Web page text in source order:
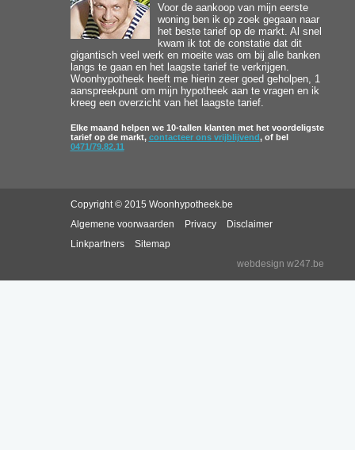
Voor de aankoop van mijn eerste
woning ben ik op zoek gegaan naar
het beste tarief op de markt. Al snel
kwam ik tot de constatie dat dit
gigantisch veel werk en moeite was om bij alle banken
langs te gaan en het laagste tarief te verkrijgen.
Woonhypotheek heeft me hierin zeer goed geholpen, 1
aanspreekpunt om mijn hypotheek aan te vragen en ik
kreeg een overzicht van het laagste tarief.
Elke maand helpen we 10-tallen klanten met het voordeligste
tarief op de markt, contacteer ons vrijblijvend, of bel
0471/79.82.11
Copyright © 2015 Woonhypotheek.be
Algemene voorwaarden
Privacy
Disclaimer
Linkpartners
Sitemap
webdesign w247.be